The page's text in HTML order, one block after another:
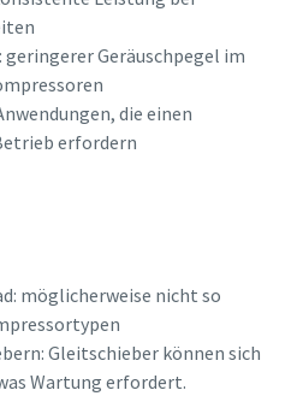
Geräuschpegel im
die einen
erfordern
möglicherweise nicht so
Gleitschieber können sich
Wartung erfordert.